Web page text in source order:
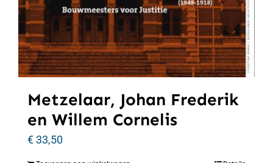
Metzelaar, Johan Frederik
en Willem Cornelis
€33,50